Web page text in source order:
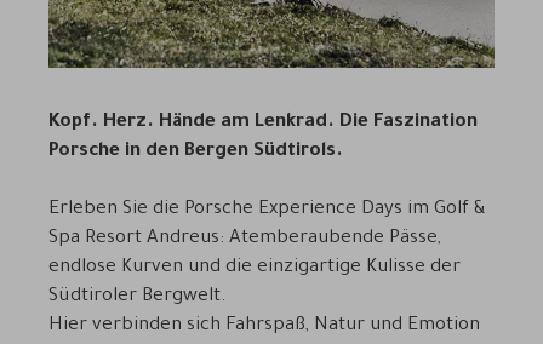
Kopf. Herz. Hände am Lenkrad. Die Faszination
Porsche in den Bergen Südtirols.
Erleben Sie die Porsche Experience Days im Golf &
Spa Resort Andreus: Atemberaubende Pässe,
endlose Kurven und die einzigartige Kulisse der
Südtiroler Bergwelt.
Hier verbinden sich Fahrspaß, Natur und Emotion